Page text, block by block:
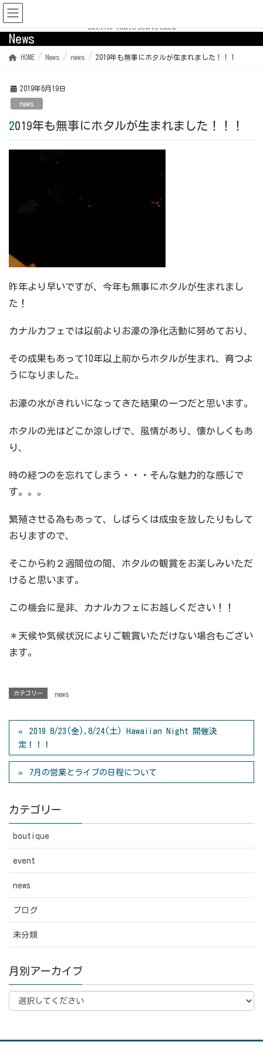
News
HOME News news 2019年も無事にホタルが生まれました！！！
2019年6月19日
news
2019年も無事にホタルが生まれました！！！
昨年より早いですが、今年も無事にホタルが生まれまし
た！
カナルカフェでは以前よりお濠の浄化活動に努めており、
その成果もあって10年以上前からホタルが生まれ、育つよ
うになりました。
お濠の水がきれいになってきた結果の一つだと思います。
ホタルの光はどこか涼しげで、風情があり、懐かしくもあ
り、
時の経つのを忘れてしまう・・・そんな魅力的な感じで
す。。。
繁殖させる為もあって、しばらくは成虫を放したりもして
おりますので、
そこから約２週間位の間、ホタルの観賞をお楽しみいただ
けると思います。
この機会に是非、カナルカフェにお越しください！！
＊天候や気候状況によりご観賞いただけない場合もござい
ます。
カテゴリー news
2019 8/23(金),8/24(土) Hawaiian Night 開催決
定！！！
7月の営業とライブの日程について
カテゴリー
boutique
event
news
ブログ
未分類
月別アーカイブ